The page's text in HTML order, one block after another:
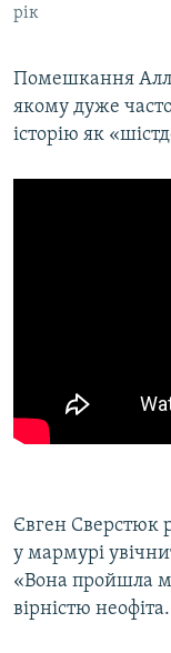
рік
Помешкання
якому дуже
історію як
Євген Сверстюк
у мармурі
«Вона пройшла
вірністю